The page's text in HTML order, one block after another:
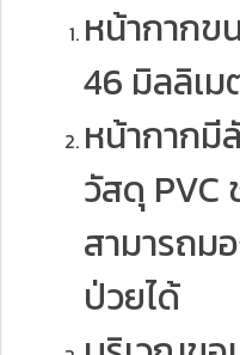
หน้ากากข
46 มิลลิเม
หน้ากากมี
วัสดุ PVC
สามารถม
ป่วยได้